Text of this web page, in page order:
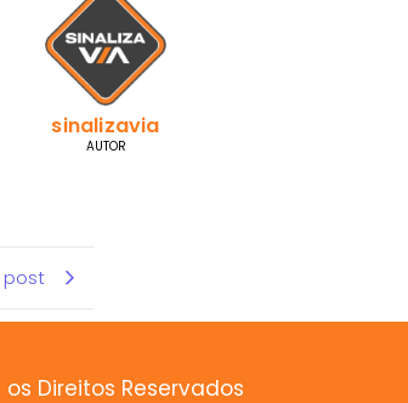
sinalizavia
AUTOR
post
Direitos Reservados